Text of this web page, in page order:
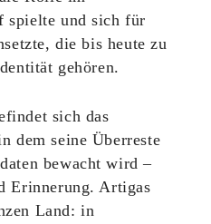
spielte und sich für
die bis heute zu
gehören.
sich das
dem seine Überreste
bewacht wird –
Erinnerung. Artigas
Land: in